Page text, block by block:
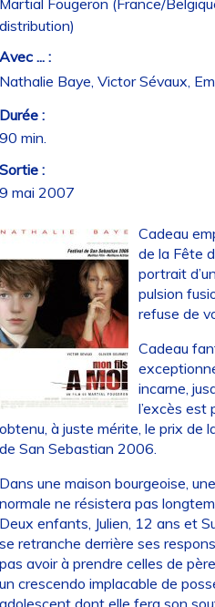
... :
Baye, Victor Sévaux,
:
min.
:
mai 2007
Cadeau
de la Fête
portrait
pulsion
refuse de
Cadeau
incarne,
l’excès est
à juste mérite, le prix de
San Sebastian 2006.
une maison bourgeoise,
ne résistera pas
enfants, Julien, 12 ans et
retranche derrière ses
avoir à prendre celles de
crescendo implacable de